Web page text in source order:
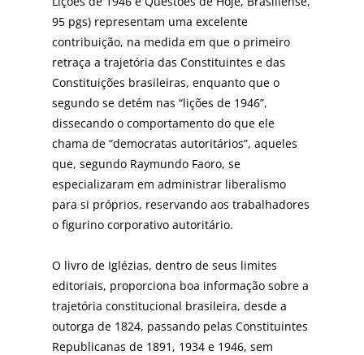
95 pgs) representam uma excelente
contribuição, na medida em que o primeiro
retraça a trajetória das Constituintes e das
Constituições brasileiras, enquanto que o
segundo se detém nas “lições de 1946”,
dissecando o comportamento do que ele
chama de “democratas autoritários”, aqueles
que, segundo Raymundo Faoro, se
especializaram em administrar liberalismo
para si próprios, reservando aos trabalhadores
o figurino corporativo autoritário.
O livro de Iglézias, dentro de seus limites
editoriais, proporciona boa informação sobre a
trajetória constitucional brasileira, desde a
outorga de 1824, passando pelas Constituintes
Republicanas de 1891, 1934 e 1946, sem